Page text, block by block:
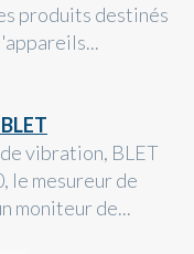
produits destinés
vibration, BLET
le mesureur de
moniteur de...